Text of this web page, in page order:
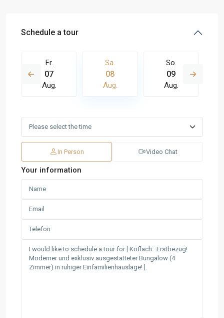
Schedule a tour
Fr.
07
Aug.
Sa.
08
Aug.
So.
09
Aug.
In Person Video Chat
Your information